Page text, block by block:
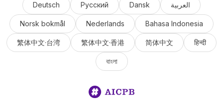
Deutsch Русский Dansk العربية
Norsk bokmål Nederlands Bahasa Indonesia
繁体中文·台湾 繁体中文·香港 简体中文 हिन्दी
বাংলা